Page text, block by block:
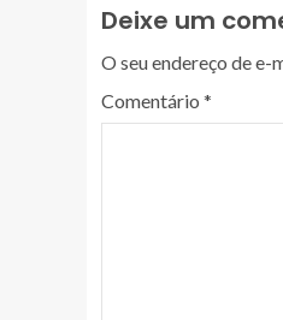
Deixe um
O seu endereço de e-
Comentário *